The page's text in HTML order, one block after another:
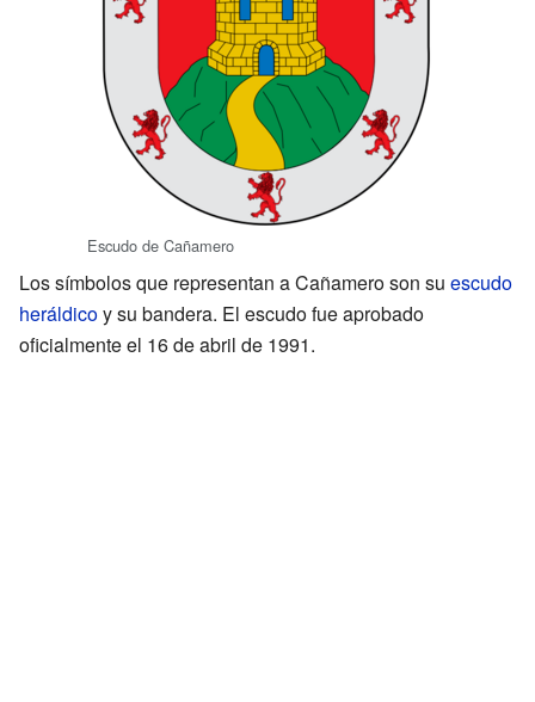
Escudo de Cañamero
Los símbolos que representan a Cañamero son su escudo
heráldicoy su bandera. El escudo fue aprobado
oficialmente el 16 de abril de 1991.